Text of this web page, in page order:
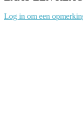
Log in om een